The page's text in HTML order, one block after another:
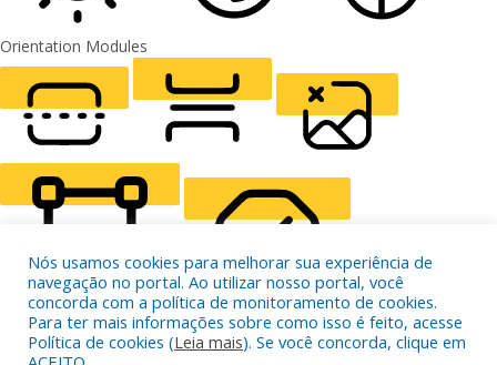
LIGHT CONTRAST HIGH CONTRAST
Orientation Modules
READING LINE READING MASK HIDE IMAGES
HIGHLIGHT CONTENT STOP ANIMATIONS
Nós usamos cookies para melhorar sua experiência de
navegação no portal. Ao utilizar nosso portal, você
concorda com a política de monitoramento de cookies.
Para ter mais informações sobre como isso é feito, acesse
Política de cookies (Leia mais). Se você concorda, clique em